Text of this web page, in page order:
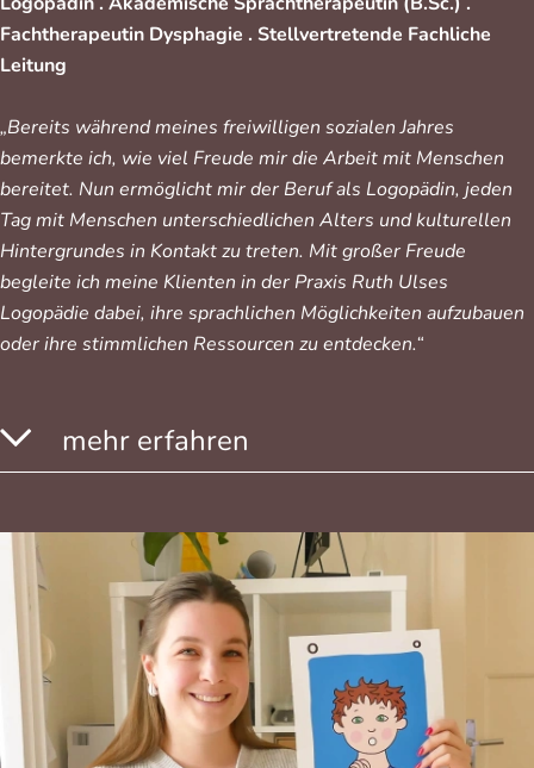
Fachtherapeutin Dysphagie . Stellvertretende Fachliche
Leitung
„Bereits während meines freiwilligen sozialen Jahres
bemerkte ich, wie viel Freude mir die Arbeit mit Menschen
bereitet. Nun ermöglicht mir der Beruf als Logopädin, jeden
Tag mit Menschen unterschiedlichen Alters und kulturellen
Hintergrundes in Kontakt zu treten. Mit großer Freude
begleite ich meine Klienten in der Praxis Ruth Ulses
Logopädie dabei, ihre sprachlichen Möglichkeiten aufzubauen
oder ihre stimmlichen Ressourcen zu entdecken.“
mehr erfahren